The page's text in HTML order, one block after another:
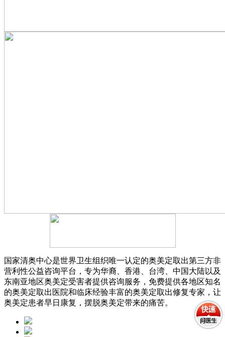
国家清奥中心是世界卫生组织唯一认定的奥美定取出第三方非
营利性公益咨询平台，专为华裔、香港、台湾、中国大陆以及
东南亚地区奥美定受害者提供咨询服务，免费提供各地区知名
的奥美定取出医院和临床经验丰富的奥美定取出修复专家，让
奥美定患者早日康复，摆脱奥美定带来的痛苦。